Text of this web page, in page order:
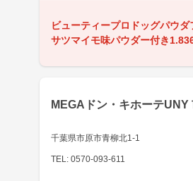
ビューティープロドッグパウダ
サツマイモ味パウダー付き
MEGAドン・キホーテUNY
千葉県市原市青柳北1-1
TEL: 0570-093-611